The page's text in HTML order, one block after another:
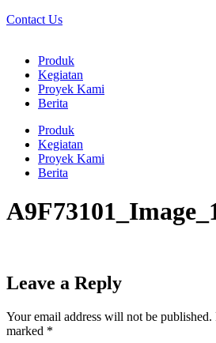
Contact Us
Produk
Kegiatan
Proyek Kami
Berita
Produk
Kegiatan
Proyek Kami
Berita
Leave a Reply
Your email address will not be published.
marked *